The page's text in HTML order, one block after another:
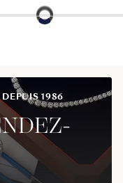
1986